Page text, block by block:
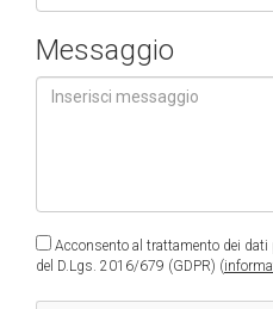
Messaggio
Acconsento al trattamento dei
del D.Lgs. 2016/679 (GDPR) (